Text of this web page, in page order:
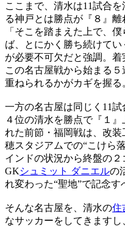
ここまで、清水は11試合
る神戸とは勝点が『８』
「そこを踏まえた上で、
ば、とにかく勝ち続けて
が必要不可欠だと強調。着
この名古屋戦から始まる
重ねられるかがカギを握る
一方の名古屋は同じく11試
４位の清水を勝点で『１
れた前節・福岡戦は、改
穂スタジアムでの“こけら
インドの状況から終盤の２
GKシュミット ダニエルの
れ変わった“聖地”で記念す
そんな名古屋を、清水の住
なサッカーをしてきます